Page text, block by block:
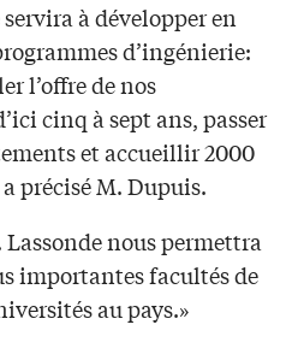
à développer en
d’ingénierie:
l’offre de nos
cinq à sept ans, passer
et accueillir 2000
précisé M. Dupuis.
nous permettra
importantes facultés de
au pays.»